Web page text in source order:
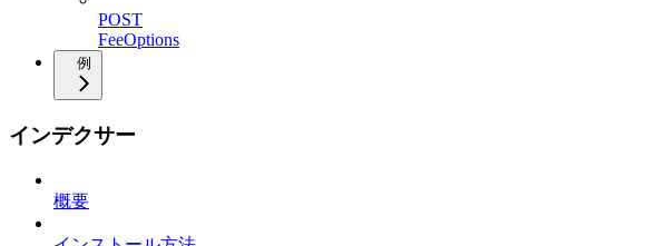
POST
FeeOptions
例
インデクサー
概要